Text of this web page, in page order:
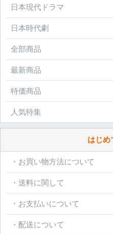
日本現代ドラマ
日本時代劇
全部商品
最新商品
特価商品
人気特集
はじめ
・お買い物方法について
・送料に関して
・お支払いについて
・配送について